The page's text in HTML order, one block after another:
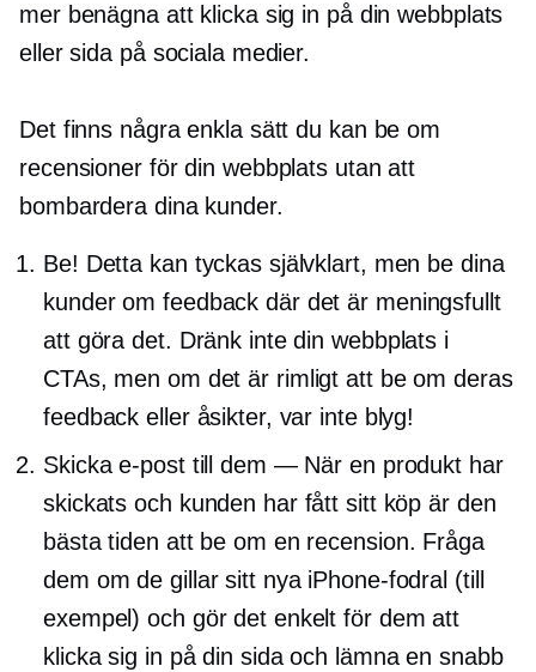
mer benägna att klicka sig in på din webbplats
eller sida på sociala medier.
Det finns några enkla sätt du kan be om
recensioner för din webbplats utan att
bombardera dina kunder.
Be! Detta kan tyckas självklart, men be dina
kunder om feedback där det är meningsfullt
att göra det. Dränk inte din webbplats i
CTAs, men om det är rimligt att be om deras
feedback eller åsikter, var inte blyg!
Skicka e-post till dem — När en produkt har
skickats och kunden har fått sitt köp är den
bästa tiden att be om en recension. Fråga
dem om de gillar sitt nya iPhone-fodral (till
exempel) och gör det enkelt för dem att
klicka sig in på din sida och lämna en snabb